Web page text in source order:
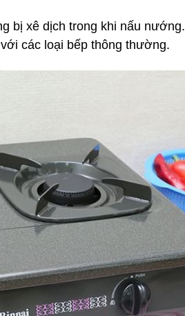
bị xê dịch trong khi nấu
các loại bếp thông thường.